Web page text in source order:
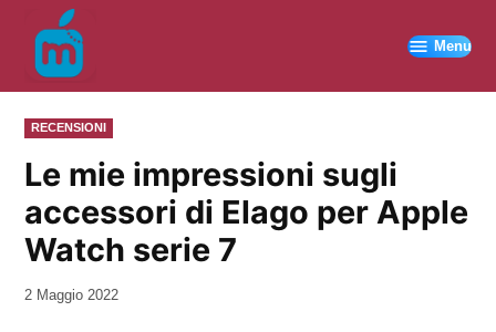
contenuto
Menu
PUBBLICATO
IN
RECENSIONI
Le mie impressioni sugli
accessori di Elago per Apple
Watch serie 7
da
2 Maggio 2022